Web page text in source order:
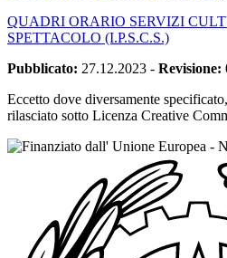
QUADRI ORARIO SERVIZI
SPETTACOLO (I.P.S.C.S.)
Pubblicato: 27.12.2023 - Revisione:
Eccetto dove diversamente
rilasciato sotto Licenza Creative